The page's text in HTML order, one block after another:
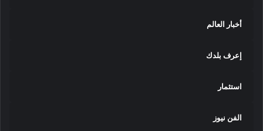
أخبار العالم
إعرف بلدك
استثمار
الفن نيوز